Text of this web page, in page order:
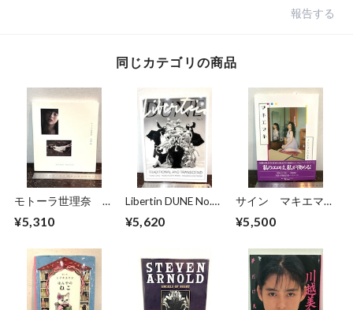
報告する
同じカテゴリの商品
モトーラ世理奈
¥5,310
Libertin DUNE No.5
TRANSCEND
¥5,620
サイン マキエマキ
¥5,500